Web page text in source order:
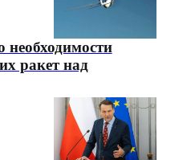
необходимости
ракет над